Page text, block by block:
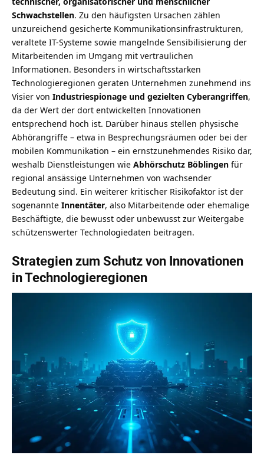
Schwachstellen. Zu den häufigsten Ursachen zählen
unzureichend gesicherte Kommunikationsinfrastrukturen,
veraltete IT-Systeme sowie mangelnde Sensibilisierung der
Mitarbeitenden im Umgang mit vertraulichen
Informationen. Besonders in wirtschaftsstarken
Technologieregionen geraten Unternehmen zunehmend ins
Visier von Industriespionage und gezielten Cyberangriffen,
da der Wert der dort entwickelten Innovationen
entsprechend hoch ist. Darüber hinaus stellen physische
Abhörangriffe – etwa in Besprechungsräumen oder bei der
mobilen Kommunikation – ein ernstzunehmendes Risiko dar,
weshalb Dienstleistungen wie Abhörschutz Böblingen für
regional ansässige Unternehmen von wachsender
Bedeutung sind. Ein weiterer kritischer Risikofaktor ist der
sogenannte Innentäter, also Mitarbeitende oder ehemalige
Beschäftigte, die bewusst oder unbewusst zur Weitergabe
schützenswerter Technologiedaten beitragen.
Strategien zum Schutz von Innovationen
in Technologieregionen